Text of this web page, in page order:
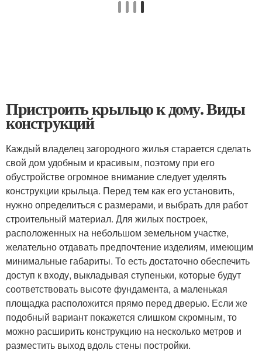
Пристроить крыльцо к дому. Виды
конструкций
Каждый владелец загородного жилья старается сделать
свой дом удобным и красивым, поэтому при его
обустройстве огромное внимание следует уделять
конструкции крыльца. Перед тем как его установить,
нужно определиться с размерами, и выбрать для работ
строительный материал. Для жилых построек,
расположенных на небольшом земельном участке,
желательно отдавать предпочтение изделиям, имеющим
минимальные габариты. То есть достаточно обеспечить
доступ к входу, выкладывая ступеньки, которые будут
соответствовать высоте фундамента, а маленькая
площадка расположится прямо перед дверью. Если же
подобный вариант покажется слишком скромным, то
можно расширить конструкцию на несколько метров и
разместить выход вдоль стены постройки.